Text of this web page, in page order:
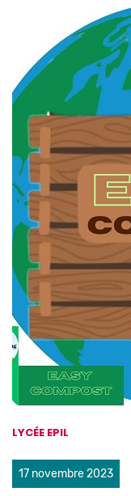
LYCÉE EPIL
17 novembre 2023